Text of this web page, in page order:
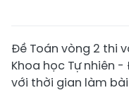
Đề Toán vòng 2 thi
Khoa học Tự nhiên
với thời gian làm bài